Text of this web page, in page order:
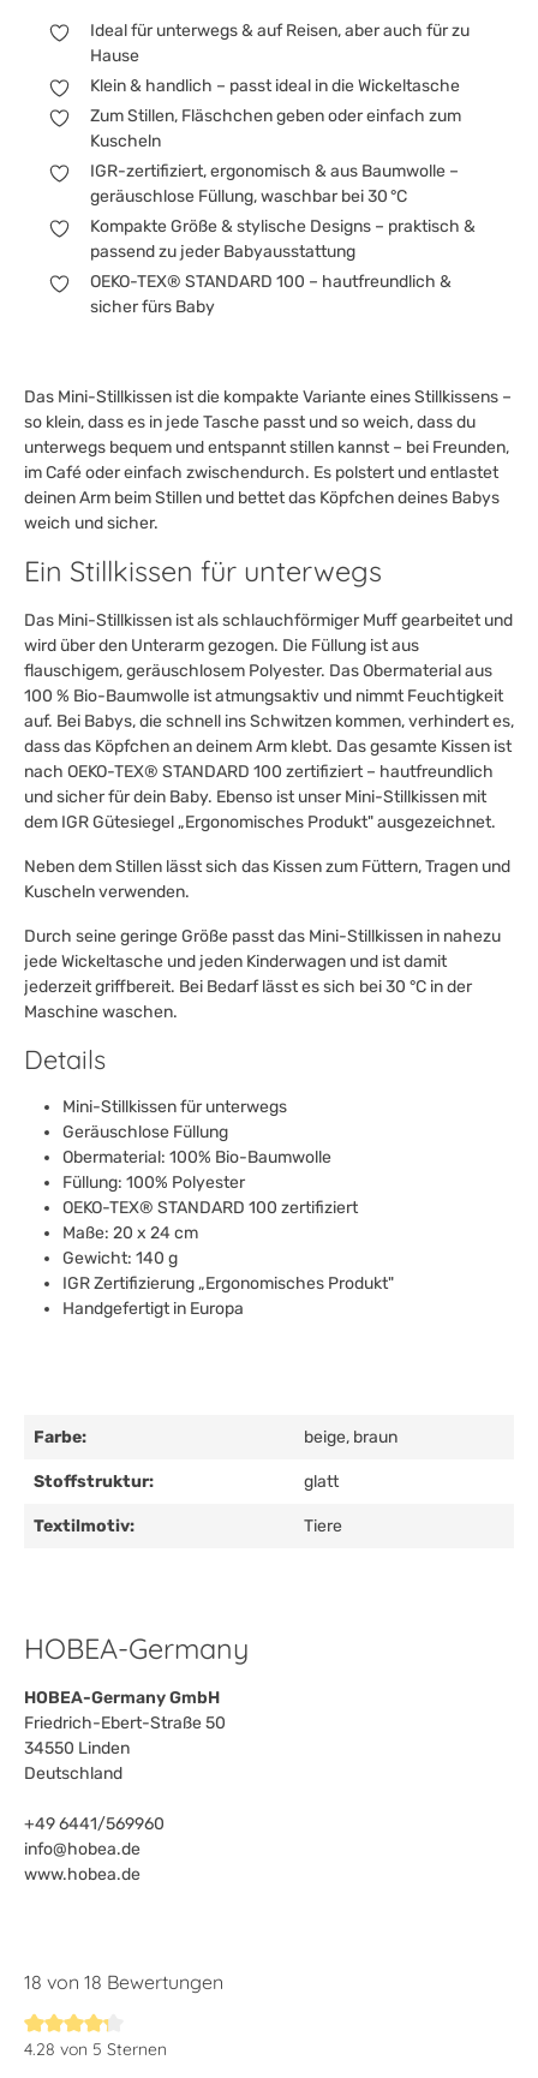
Ideal für unterwegs & auf Reisen, aber auch für zu
Hause
Klein & handlich – passt ideal in die Wickeltasche
Zum Stillen, Fläschchen geben oder einfach zum
Kuscheln
IGR-zertifiziert, ergonomisch & aus Baumwolle –
geräuschlose Füllung, waschbar bei 30 °C
Kompakte Größe & stylische Designs – praktisch &
passend zu jeder Babyausstattung
OEKO-TEX® STANDARD 100 – hautfreundlich &
sicher fürs Baby
Das Mini-Stillkissen ist die kompakte Variante eines Stillkissens –
so klein, dass es in jede Tasche passt und so weich, dass du
unterwegs bequem und entspannt stillen kannst – bei Freunden,
im Café oder einfach zwischendurch. Es polstert und entlastet
deinen Arm beim Stillen und bettet das Köpfchen deines Babys
weich und sicher.
Ein Stillkissen für unterwegs
Das Mini-Stillkissen ist als schlauchförmiger Muff gearbeitet und
wird über den Unterarm gezogen. Die Füllung ist aus
flauschigem, geräuschlosem Polyester. Das Obermaterial aus
100 % Bio-Baumwolle ist atmungsaktiv und nimmt Feuchtigkeit
auf. Bei Babys, die schnell ins Schwitzen kommen, verhindert es,
dass das Köpfchen an deinem Arm klebt. Das gesamte Kissen ist
nach OEKO-TEX® STANDARD 100 zertifiziert – hautfreundlich
und sicher für dein Baby. Ebenso ist unser Mini-Stillkissen mit
dem IGR Gütesiegel „Ergonomisches Produkt" ausgezeichnet.
Neben dem Stillen lässt sich das Kissen zum Füttern, Tragen und
Kuscheln verwenden.
Durch seine geringe Größe passt das Mini-Stillkissen in nahezu
jede Wickeltasche und jeden Kinderwagen und ist damit
jederzeit griffbereit. Bei Bedarf lässt es sich bei 30 °C in der
Maschine waschen.
Details
Mini-Stillkissen für unterwegs
Geräuschlose Füllung
Obermaterial: 100% Bio-Baumwolle
Füllung: 100% Polyester
OEKO-TEX® STANDARD 100 zertifiziert
Maße: 20 x 24 cm
Gewicht: 140 g
IGR Zertifizierung „Ergonomisches Produkt"
Handgefertigt in Europa
Farbe: beige, braun
Stoffstruktur: glatt
Textilmotiv: Tiere
HOBEA-Germany
HOBEA-Germany GmbH
Friedrich-Ebert-Straße 50
34550 Linden
Deutschland
+49 6441/569960
info@hobea.de
www.hobea.de
18 von 18 Bewertungen
Durchschnittliche Bewertung von 4.2 von 5 Sternen
4.28 von 5 Sternen